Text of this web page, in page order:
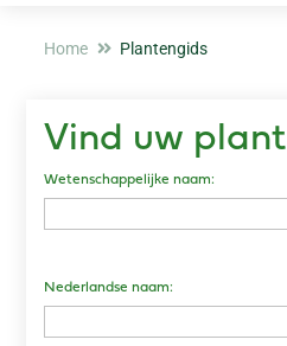
Home Plantengids
Vind uw plant
Wetenschappelijke naam:
Nederlandse naam: